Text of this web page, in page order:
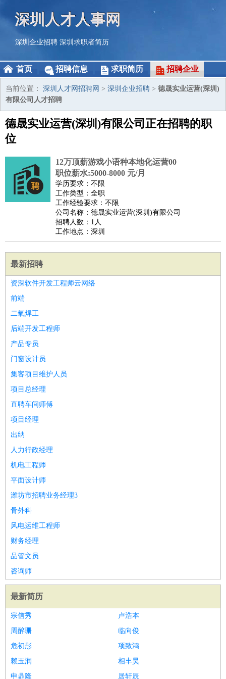
深圳人才人事网
深圳企业招聘 深圳求职者简历
首页 招聘信息 求职简历 招聘企业
当前位置： 深圳人才网招聘网 > 深圳企业招聘 > 德晟实业运营(深圳)
有限公司人才招聘
德晟实业运营(深圳)有限公司正在招聘的职
位
12万顶薪游戏小语种本地化运营00
职位薪水:5000-8000 元/月
学历要求：不限
工作类型：全职
工作经验要求：不限
公司名称：德晟实业运营(深圳)有限公司
招聘人数：1人
工作地点：深圳
最新招聘
资深软件开发工程师云网络
前端
二氧焊工
后端开发工程师
产品专员
门窗设计员
集客项目维护人员
项目总经理
直聘车间师傅
项目经理
出纳
人力行政经理
机电工程师
平面设计师
潍坊市招聘业务经理3
骨外科
风电运维工程师
财务经理
品管文员
咨询师
最新简历
宗信秀
卢浩本
周醉珊
临向俊
危初彤
项致鸿
赖玉润
相丰昊
申鼎隆
居轩辰